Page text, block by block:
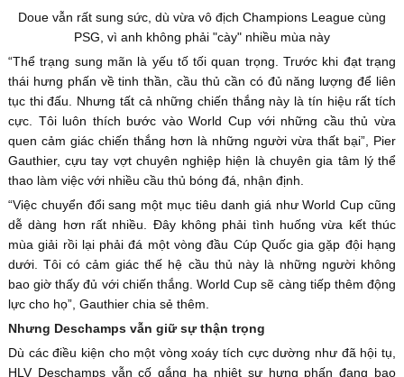
Doue vẫn rất sung sức, dù vừa vô địch Champions League cùng
PSG, vì anh không phải "cày" nhiều mùa này
“Thể trạng sung mãn là yếu tố tối quan trọng. Trước khi đạt trạng
thái hưng phấn về tinh thần, cầu thủ cần có đủ năng lượng để liên
tục thi đấu. Nhưng tất cả những chiến thắng này là tín hiệu rất tích
cực. Tôi luôn thích bước vào World Cup với những cầu thủ vừa
quen cảm giác chiến thắng hơn là những người vừa thất bại”, Pier
Gauthier, cựu tay vợt chuyên nghiệp hiện là chuyên gia tâm lý thể
thao làm việc với nhiều cầu thủ bóng đá, nhận định.
“Việc chuyển đổi sang một mục tiêu danh giá như World Cup cũng
dễ dàng hơn rất nhiều. Đây không phải tình huống vừa kết thúc
mùa giải rồi lại phải đá một vòng đầu Cúp Quốc gia gặp đội hạng
dưới. Tôi có cảm giác thế hệ cầu thủ này là những người không
bao giờ thấy đủ với chiến thắng. World Cup sẽ càng tiếp thêm động
lực cho họ”, Gauthier chia sẻ thêm.
Nhưng Deschamps vẫn giữ sự thận trọng
Dù các điều kiện cho một vòng xoáy tích cực dường như đã hội tụ,
HLV Deschamps vẫn cố gắng hạ nhiệt sự hưng phấn đang bao